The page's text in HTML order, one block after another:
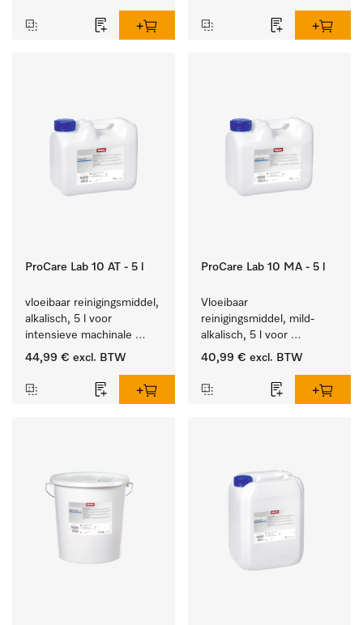
laboratoriumglasw. en -
ProCare Lab 10 AT - 5 l
vloeibaar reinigingsmiddel,
alkalisch, 5 l voor
intensieve machinale
reiniging van
gerei.
44,99 € excl. BTW
ProCare Lab 10 MA - 5 l
Vloeibaar
reinigingsmiddel, mild-
alkalisch, 5 l voor
materiaalbesparende,
laboratoriumglasw. en -
40,99 € excl. BTW